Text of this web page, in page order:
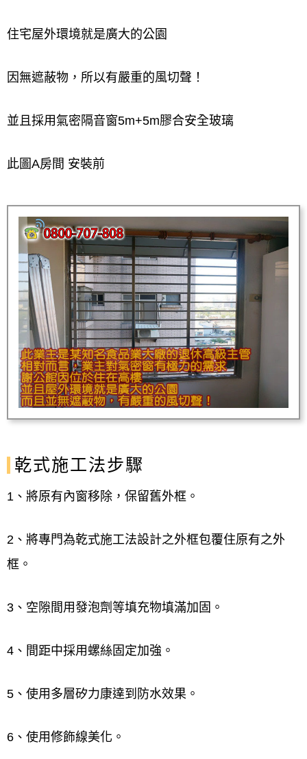
住宅屋外環境就是廣大的公園
因無遮蔽物，所以有嚴重的風切聲！
並且採用氣密隔音窗5m+5m膠合安全玻璃
此圖A房間 安裝前
乾式施工法步驟
1、將原有內窗移除，保留舊外框。
2、將專門為乾式施工法設計之外框包覆住原有之外
框。
3、空隙間用發泡劑等填充物填滿加固。
4、間距中採用螺絲固定加強。
5、使用多層矽力康達到防水效果。
6、使用修飾線美化。